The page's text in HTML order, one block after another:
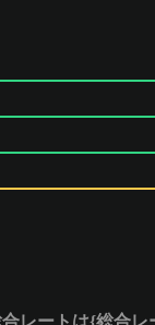
レートは{総合レ